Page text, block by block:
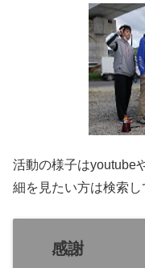
活動の様子はyoutube
細を見たい方は検索し
感謝